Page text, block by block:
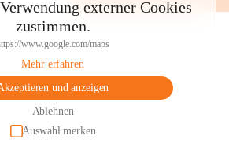
externer Cookies
zustimmen.
www.google.com/maps
Mehr erfahren
und anzeigen
Ablehnen
Auswahl merken